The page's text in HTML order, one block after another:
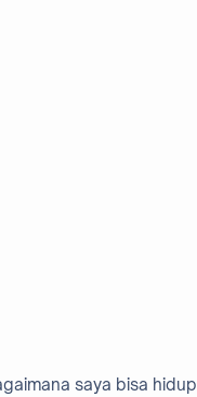
saya bisa hidup